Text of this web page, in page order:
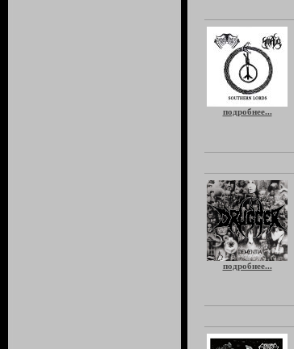
подробнее...
подробнее...